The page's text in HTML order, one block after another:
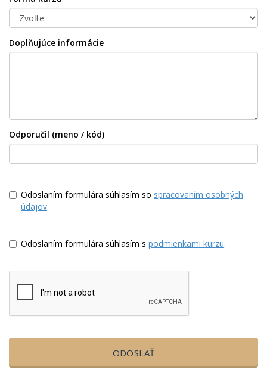
Doplňujúce informácie
Odporučil (meno / kód)
Odoslaním formulára súhlasím so spracovaním osobných
údajov.
Odoslaním formulára súhlasím s podmienkami kurzu.
ODOSLAŤ